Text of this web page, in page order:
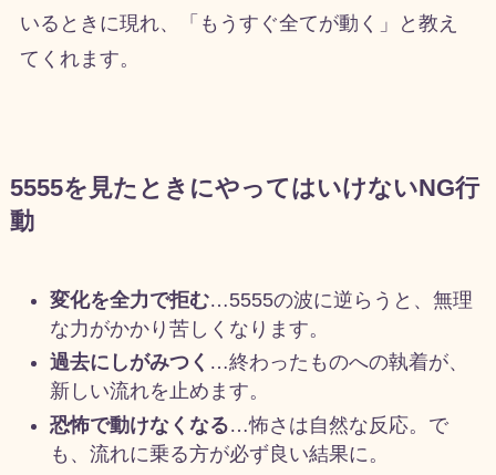
いるときに現れ、「もうすぐ全てが動く」と教え
てくれます。
5555を見たときにやってはいけないNG行
動
変化を全力で拒む…5555の波に逆らうと、無理
な力がかかり苦しくなります。
過去にしがみつく …終わったものへの執着が、
新しい流れを止めます。
恐怖で動けなくなる…怖さは自然な反応。で
も、流れに乗る方が必ず良い結果に。